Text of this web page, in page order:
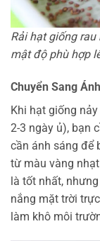
Rải hạt giống
mật độ phù hợp
Chuyển Sang
Khi hạt giống
2-3 ngày ủ), bạn
cần ánh sáng để
từ màu vàng
là tốt nhất,
nắng mặt trời
làm khô môi